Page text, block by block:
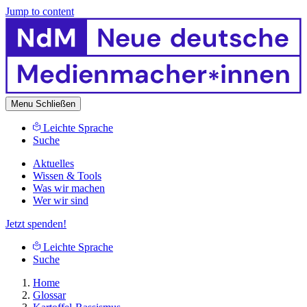
Jump to content
Menu Schließen
Leichte Sprache
Suche
Aktuelles
Wissen & Tools
Was wir machen
Wer wir sind
Jetzt spenden!
Leichte Sprache
Suche
Home
Glossar